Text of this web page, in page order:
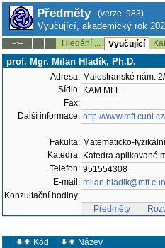
Předměty (verze: 983)
Vyučující, akademický rok
--:-- Hledání ... Vyučující
prof. Mgr. Milan Hladík, Ph.D.
Adresa: Malostranské nám.
Sídlo: KAM MFF
Fax:
Další informace: http://
Fakulta: Matematicko-
Katedra: Katedra aplikované
Telefon: 951554308
E-mail:
Konzultační hodiny:
Předměty
Kód Název